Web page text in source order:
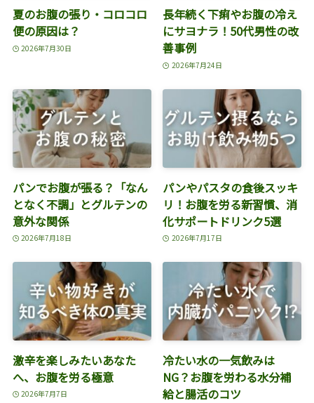
夏のお腹の張り・コロコロ
便の原因は？
2026年7月30日
長年続く下痢やお腹の冷え
にサヨナラ！50代男性の改
善事例
2026年7月24日
パンでお腹が張る？「なん
となく不調」とグルテンの
意外な関係
2026年7月18日
パンやパスタの食後スッキ
リ！お腹を労る新習慣、消
化サポートドリンク5選
2026年7月17日
激辛を楽しみたいあなた
へ、お腹を労る極意
2026年7月7日
冷たい水の一気飲みは
NG？お腹を労わる水分補
給と腸活のコツ